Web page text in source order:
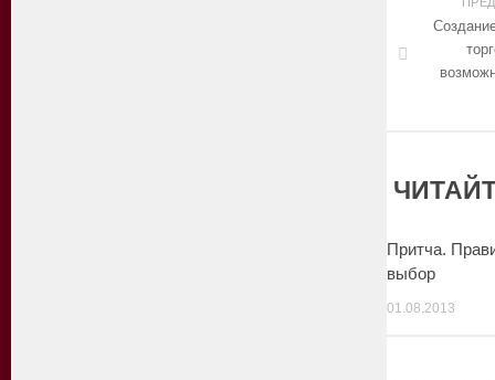
Притча.
выбор
01.08.2013